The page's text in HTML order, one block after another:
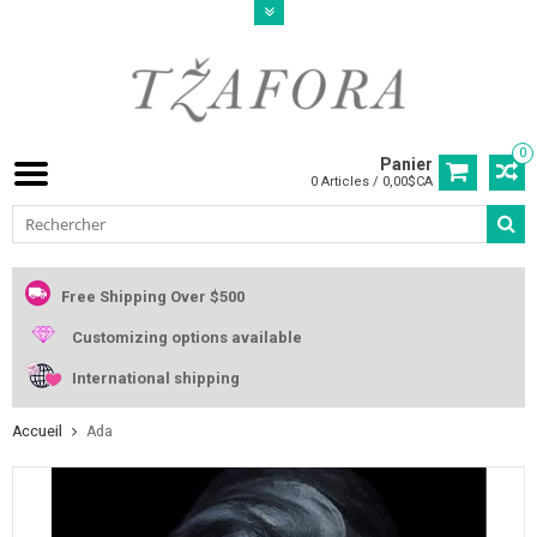
0
Panier
0 Articles / 0,00$CA
Free Shipping Over $500
Customizing options available
International shipping
Accueil Ada